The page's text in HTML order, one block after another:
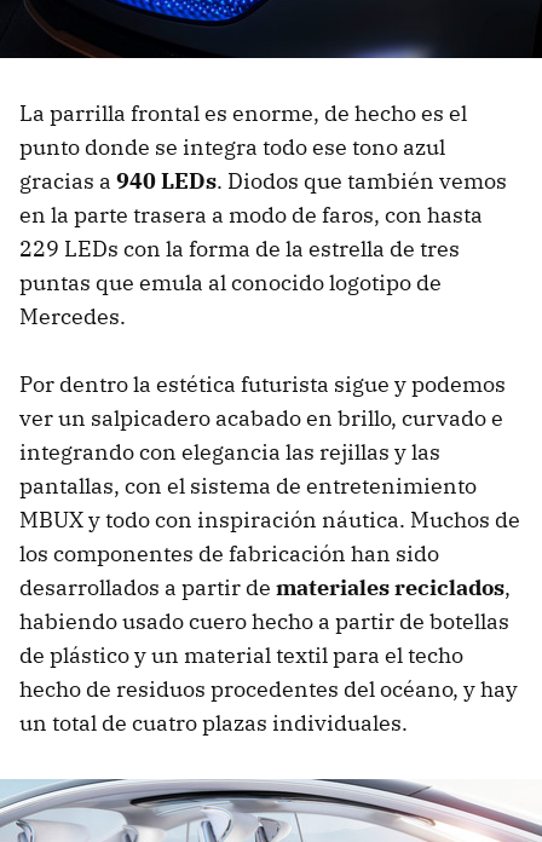
La parrilla frontal es enorme, de hecho es el
punto donde se integra todo ese tono azul
gracias a 940 LEDs. Diodos que también vemos
en la parte trasera a modo de faros, con hasta
229 LEDs con la forma de la estrella de tres
puntas que emula al conocido logotipo de
Mercedes.
Por dentro la estética futurista sigue y podemos
ver un salpicadero acabado en brillo, curvado e
integrando con elegancia las rejillas y las
pantallas, con el sistema de entretenimiento
MBUX y todo con inspiración náutica. Muchos de
los componentes de fabricación han sido
desarrollados a partir de materiales reciclados,
habiendo usado cuero hecho a partir de botellas
de plástico y un material textil para el techo
hecho de residuos procedentes del océano, y hay
un total de cuatro plazas individuales.